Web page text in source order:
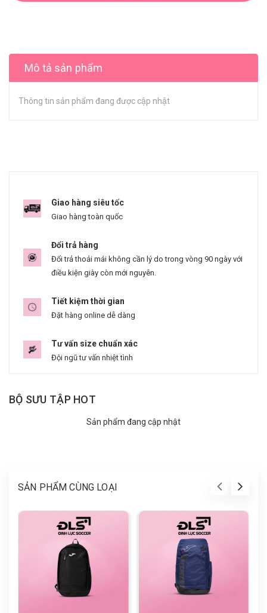
Mô tả sản phẩm
Thông tin sản phẩm đang được cập nhật
Giao hàng siêu tốc
Giao hàng toàn quốc
Đổi trả hàng
Đổi trả thoải mái không cần lý do trong vòng 90 ngày với
điều kiện giày còn mới nguyên.
Tiết kiệm thời gian
Đặt hàng online dễ dàng
Tư vấn size chuẩn xác
Đội ngũ tư vấn nhiệt tình
BỘ SƯU TẬP HOT
Sản phẩm đang cập nhật
SẢN PHẨM CÙNG LOẠI